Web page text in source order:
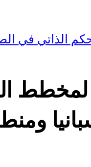
الذاتي في
لمخطط